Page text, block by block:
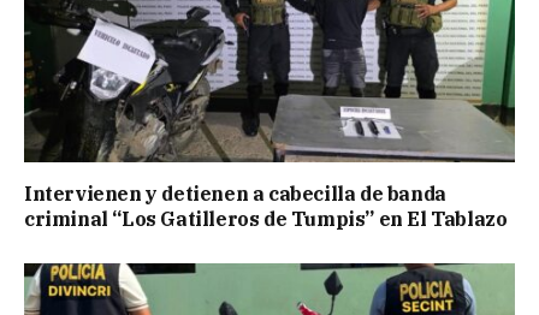
Intervienen y detienen a cabecilla de banda
criminal “Los Gatilleros de Tumpis” en El Tablazo